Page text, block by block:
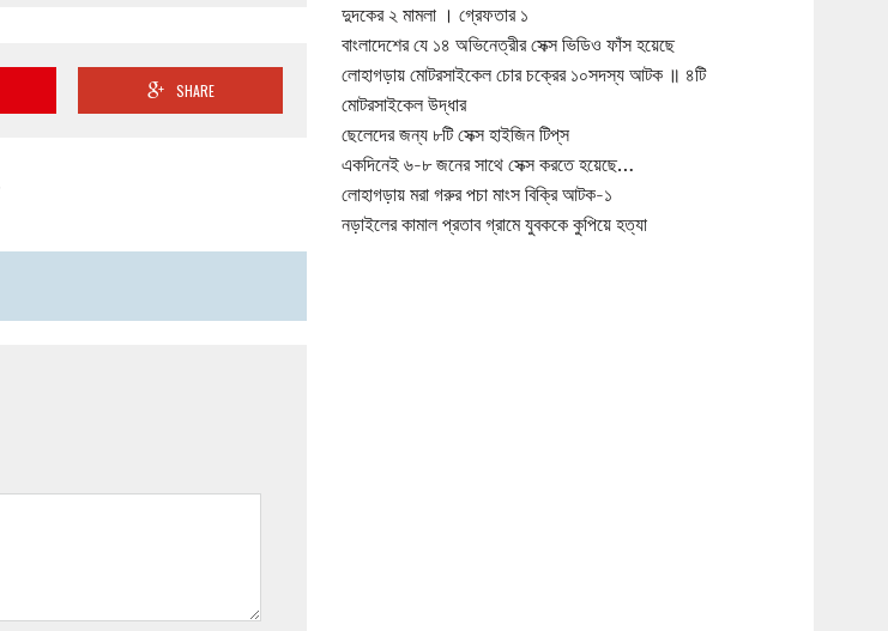
SHARE
দুদকের ২ মামলা । গ্রেফতার ১
বাংলাদেশের যে ১৪ অভিনেত্রীর সেক্স ভিডিও ফাঁস হয়েছে
লোহাগড়ায় মোটরসাইকেল চোর চক্রের ১০সদস্য আটক ॥ ৪টি
মোটরসাইকেল উদ্ধার
ছেলেদের জন্য ৮টি সেক্স হাইজিন টিপ্‌স
একদিনেই ৬-৮ জনের সাথে সেক্স করতে হয়েছে…
লোহাগড়ায় মরা গরুর পচা মাংস বিক্রি আটক-১
নড়াইলের কামাল প্রতাব গ্রামে যুবককে কুপিয়ে হত্যা